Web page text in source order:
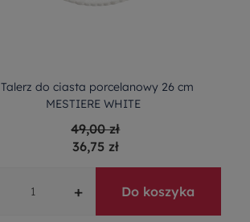
Talerz do ciasta porcelanowy 26 cm
MESTIERE WHITE
49,00 zł
36,75 zł
+ Do koszyka